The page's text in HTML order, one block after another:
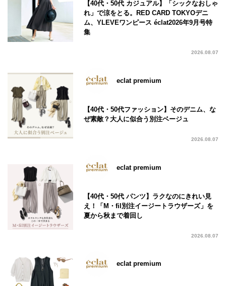
【40代・50代 カジュアル】「シックなおしゃ
れ」で涼をとる。RED CARD TOKYOデニ
ム、YLEVEワンピース éclat2026年9月号特
集
2026.08.07
eclat premium
【40代・50代ファッション】そのデニム、な
ぜ素敵？大人に似合う別注ベージュ
2026.08.07
eclat premium
【40代・50代 パンツ】ラクなのにきれい見
え！「M・fil別注イージートラウザーズ」を
夏から秋まで着回し
2026.08.07
eclat premium